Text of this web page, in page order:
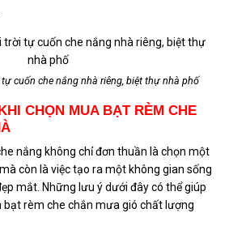
cuốn che nắng nhà riêng, biệt thự nhà phố
CHỌN MUA BẠT RÈM CHE
nắng không chỉ đơn thuần là chọn một
còn là việc tạo ra một không gian sống
mắt. Những lưu ý dưới đây có thể giúp
bạt rèm che chắn mưa gió chất lượng